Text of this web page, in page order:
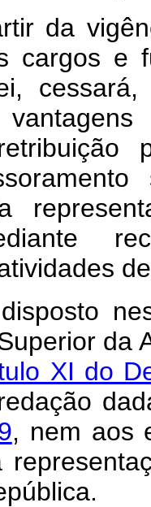
cargos e
nesta
da
XI do
, nem aos